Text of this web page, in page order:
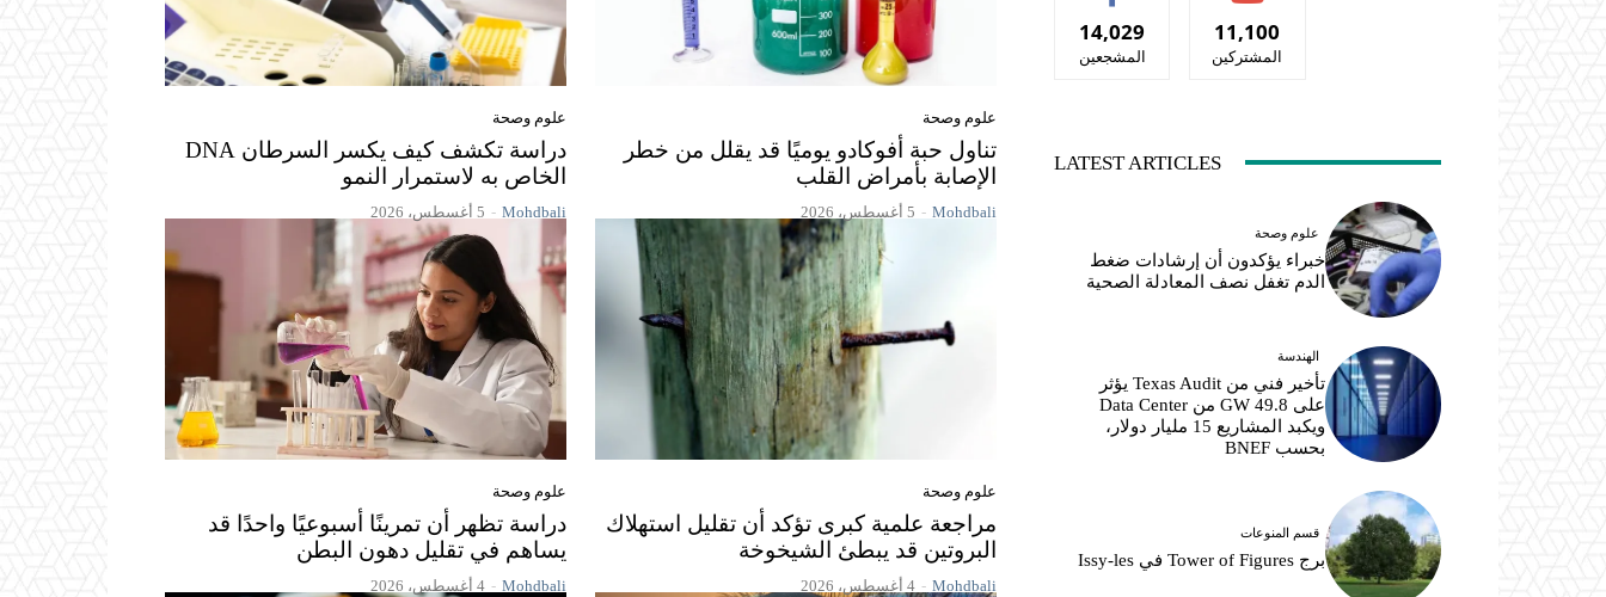
علوم وصحة
تناول حبة أفوكادو يوميًا قد يقلل من خطر
الإصابة بأمراض القلب
Mohdbali
- 5 أغسطس، 2026
علوم وصحة
دراسة تكشف كيف يكسر السرطان DNA
الخاص به لاستمرار النمو
Mohdbali
- 5 أغسطس، 2026
علوم وصحة
مراجعة علمية كبرى تؤكد أن تقليل استهلاك
البروتين قد يبطئ الشيخوخة
Mohdbali
- 4 أغسطس، 2026
علوم وصحة
دراسة تظهر أن تمرينًا أسبوعيًا واحدًا قد
يساهم في تقليل دهون البطن
Mohdbali
- 4 أغسطس، 2026
14,029
المشجعين
11,100
المشتركين
LATEST ARTICLES
علوم وصحة
خبراء يؤكدون أن إرشادات ضغط
الدم تغفل نصف المعادلة الصحية
الهندسة
تأخير فني من Texas Audit يؤثر
على 49.8 GW من Data Center
ويكبد المشاريع 15 مليار دولار،
بحسب BNEF
قسم المنوعات
برج Tower of Figures في Issy-les